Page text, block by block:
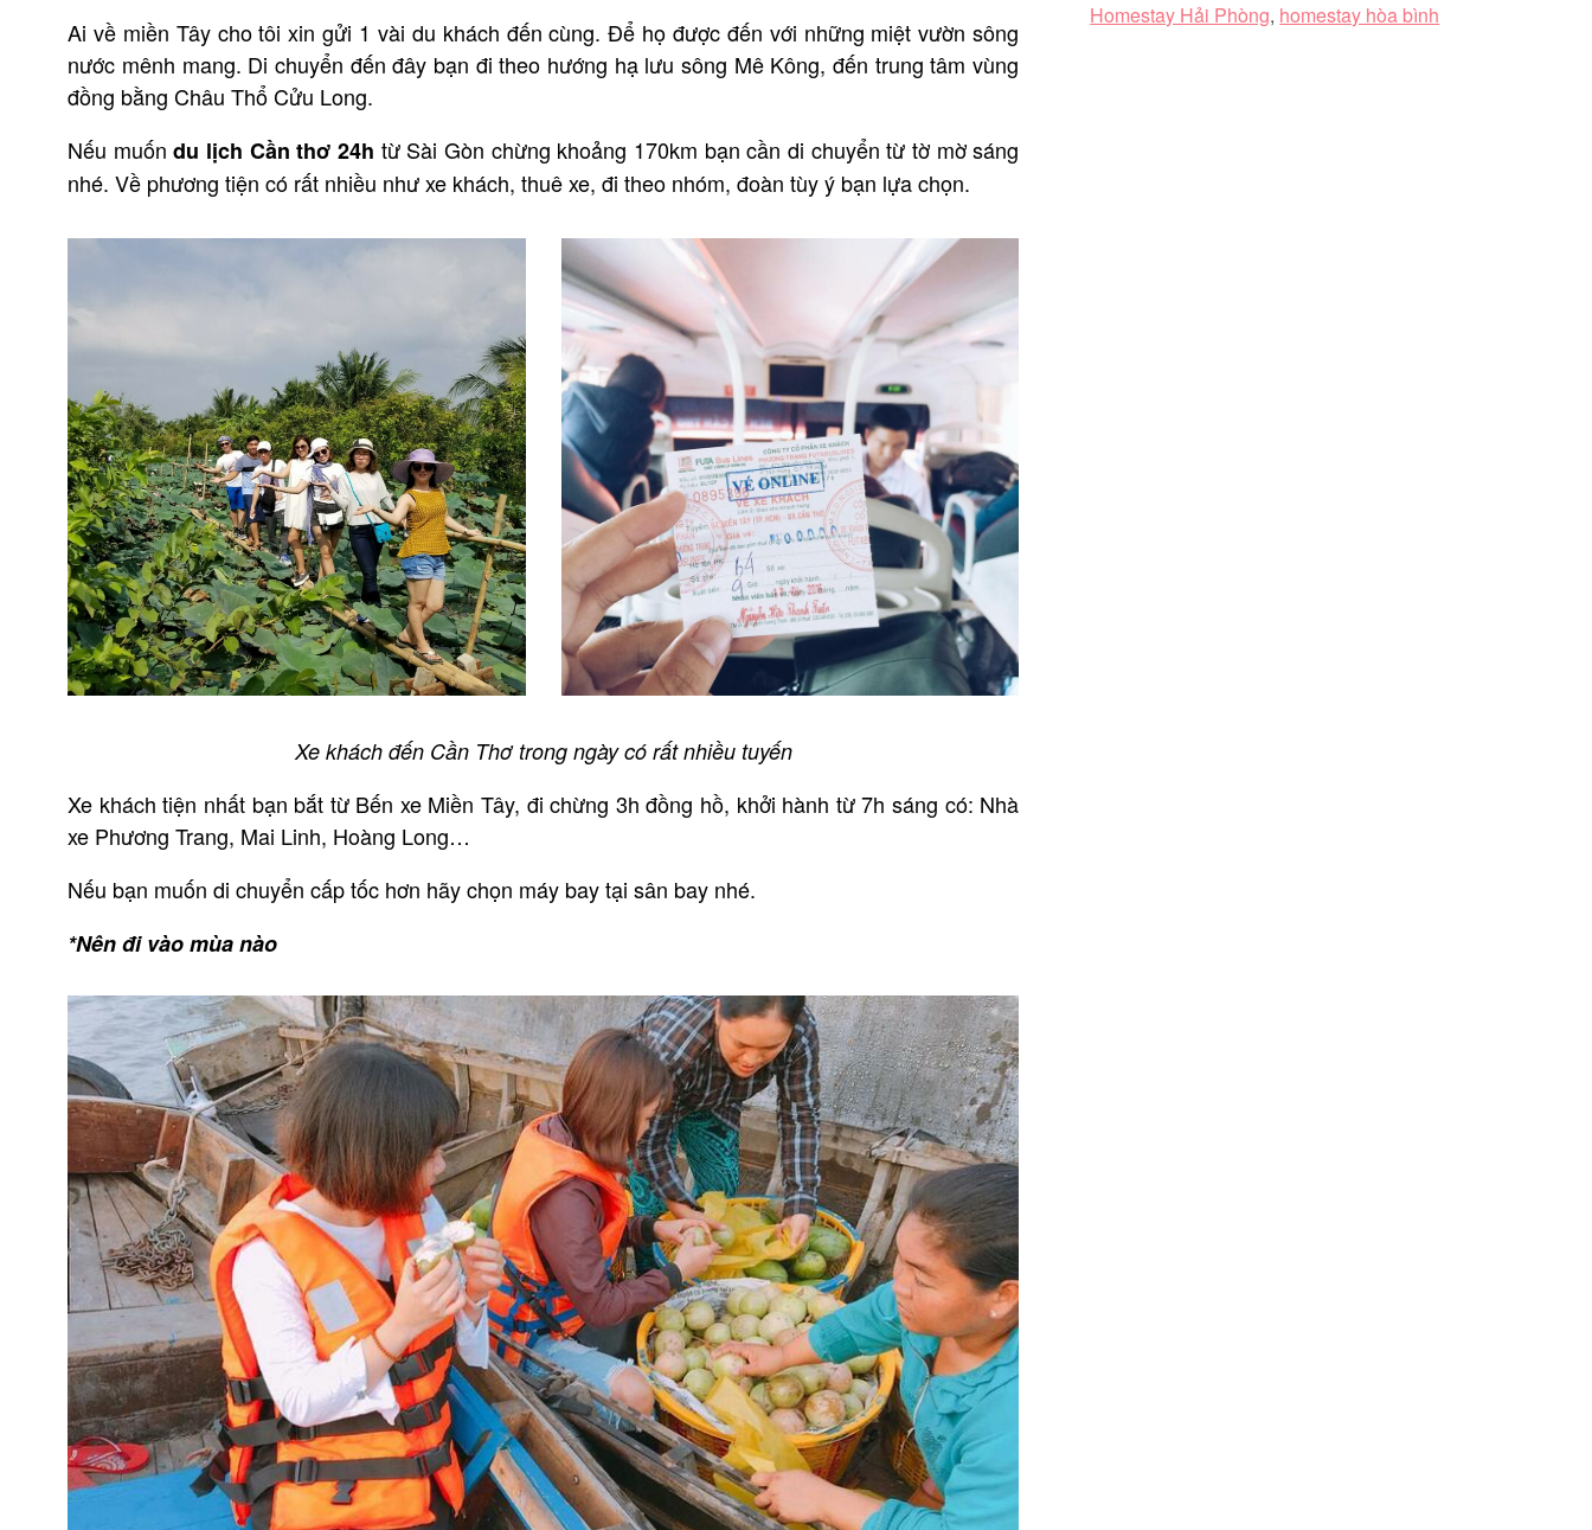
Ai về miền Tây cho tôi xin gửi 1 vài du khách đến cùng. Để họ được đến với những miệt vườn sông
nước mênh mang. Di chuyển đến đây bạn đi theo hướng hạ lưu sông Mê Kông, đến trung tâm vùng
đồng bằng Châu Thổ Cửu Long.
Nếu muốndu lịch Cần thơ 24h từ Sài Gòn chừng khoảng 170km bạn cần di chuyển từ tờ mờ sáng
nhé. Về phương tiện có rất nhiều như xe khách, thuê xe, đi theo nhóm, đoàn tùy ý bạn lựa chọn.
Xe khách đến Cần Thơ trong ngày có rất nhiều tuyến
Xe khách tiện nhất bạn bắt từ Bến xe Miền Tây, đi chừng 3h đồng hồ, khởi hành từ 7h sáng có: Nhà
xe Phương Trang, Mai Linh, Hoàng Long…
Nếu bạn muốn di chuyển cấp tốc hơn hãy chọn máy bay tại sân bay nhé.
*Nên đi vào mùa nào
Homestay Hải Phòng, homestay hòa bình